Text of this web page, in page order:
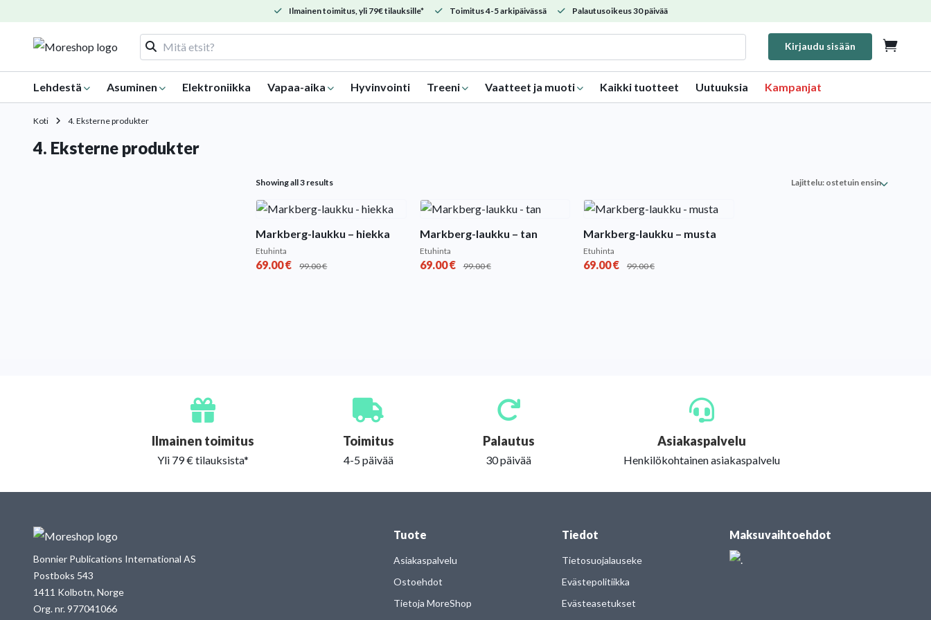
Ilmainen toimitus, yli 79€ tilauksille* Toimitus 4-5 arkipäivässä Palautusoikeus 30 päivää
Kirjaudu sisään 
Lehdestä Asuminen Elektroniikka Vapaa-aika Hyvinvointi Treeni Vaatteet ja muoti Kaikki tuotteet Uutuuksia Kampanjat
Koti 4. Eksterne produkter
4. Eksterne produkter
Showing all 3 resultsSorted
popularity
Markberg-laukku – hiekka
Etuhinta
69.00€ 99.00€
Markberg-laukku – tan
Etuhinta
69.00€ 99.00€
Markberg-laukku – musta
Etuhinta
69.00€ 99.00€
Ilmainen toimitus
Yli 79 € tilauksista*
Toimitus
4-5 päivää
Palautus
30 päivää
Asiakaspalvelu
Henkilökohtainen asiakaspalvelu
Bonnier Publications International AS
Postboks 543
1411 Kolbotn, Norge
Org. nr. 977041066
Tuote
Asiakaspalvelu
Ostoehdot
Tietoja MoreShop
Tiedot
Tietosuojalauseke
Evästepolitiikka
Evästeasetukset
Maksuvaihtoehdot